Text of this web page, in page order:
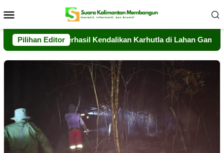
ke
Mobile
Pilihan Editor
Berhasil Kendalikan Karhutla di Lahan Gambut Timpah